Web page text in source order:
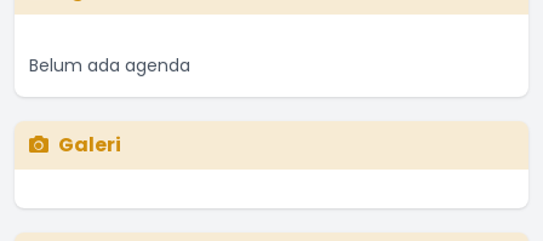
Belum ada agenda
Galeri